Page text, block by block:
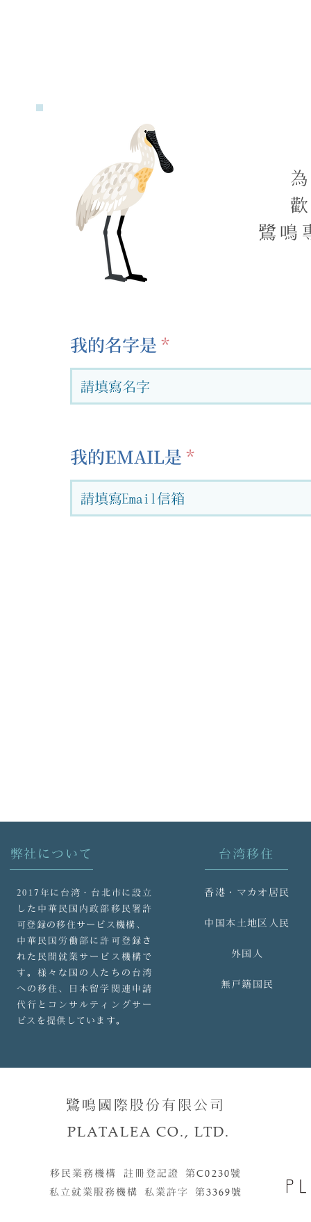
鷺鳴
我的名字是
我的EMAIL是
弊社について
2017年に台湾・台北市に設立
した中華民国内政部移民署許
可登録の移住サービス機構、
中華民国労働部に許可登録さ
れた民間就業サービス機構で
す。様々な国の人たちの台湾
への移住、日本留学関連申請
代行とコンサルティングサー
ビスを提供しています。
台湾移住
香港・マカオ居民
中国本土地区人民
外国人
無戸籍国民
鷺鳴國際股份有限公司
PLATALEA CO., LTD.
移民業務機構 註冊登記證 第C0230號​​
私立就業服務機構 私業許字 第3369號